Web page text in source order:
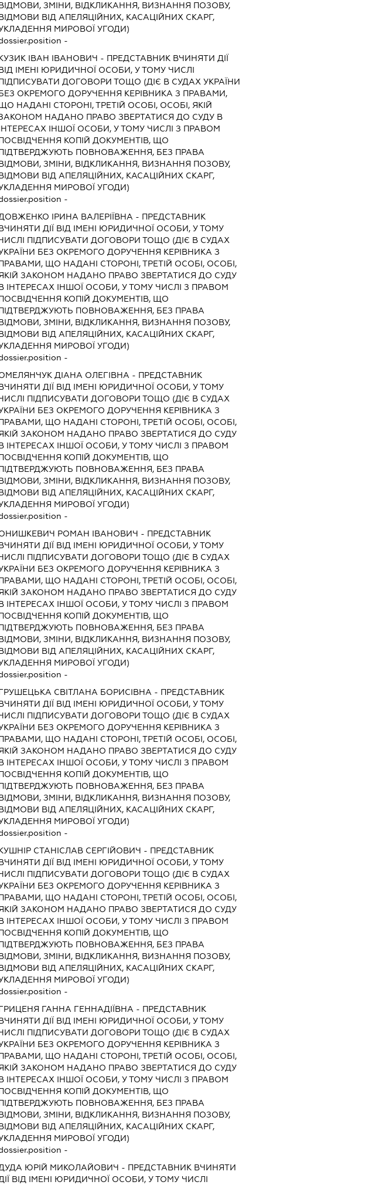
ЗМІНИ, ВІДКЛИКАННЯ, ВИЗНАННЯ ПОЗОВУ,
ВІД АПЕЛЯЦІЙНИХ, КАСАЦІЙНИХ СКАРГ,
МИРОВОЇ УГОДИ)
-
ІВАН ІВАНОВИЧ - ПРЕДСТАВНИК ВЧИНЯТИ ДІЇ
ІМЕНІ ЮРИДИЧНОЇ ОСОБИ, У ТОМУ ЧИСЛІ
ДОГОВОРИ ТОЩО (ДІЄ В СУДАХ УКРАЇНИ
ОКРЕМОГО ДОРУЧЕННЯ КЕРІВНИКА З ПРАВАМИ,
НАДАНІ СТОРОНІ, ТРЕТІЙ ОСОБІ, ОСОБІ, ЯКІЙ
НАДАНО ПРАВО ЗВЕРТАТИСЯ ДО СУДУ В
ІНШОЇ ОСОБИ, У ТОМУ ЧИСЛІ З ПРАВОМ
КОПІЙ ДОКУМЕНТІВ, ЩО
ПОВНОВАЖЕННЯ, БЕЗ ПРАВА
ЗМІНИ, ВІДКЛИКАННЯ, ВИЗНАННЯ ПОЗОВУ,
ВІД АПЕЛЯЦІЙНИХ, КАСАЦІЙНИХ СКАРГ,
МИРОВОЇ УГОДИ)
-
ІРИНА ВАЛЕРІЇВНА - ПРЕДСТАВНИК
ДІЇ ВІД ІМЕНІ ЮРИДИЧНОЇ ОСОБИ, У ТОМУ
ПІДПИСУВАТИ ДОГОВОРИ ТОЩО (ДІЄ В СУДАХ
БЕЗ ОКРЕМОГО ДОРУЧЕННЯ КЕРІВНИКА З
ЩО НАДАНІ СТОРОНІ, ТРЕТІЙ ОСОБІ, ОСОБІ,
ЗАКОНОМ НАДАНО ПРАВО ЗВЕРТАТИСЯ ДО СУДУ
ІНТЕРЕСАХ ІНШОЇ ОСОБИ, У ТОМУ ЧИСЛІ З ПРАВОМ
КОПІЙ ДОКУМЕНТІВ, ЩО
ПОВНОВАЖЕННЯ, БЕЗ ПРАВА
ЗМІНИ, ВІДКЛИКАННЯ, ВИЗНАННЯ ПОЗОВУ,
ВІД АПЕЛЯЦІЙНИХ, КАСАЦІЙНИХ СКАРГ,
МИРОВОЇ УГОДИ)
-
ДІАНА ОЛЕГІВНА - ПРЕДСТАВНИК
ДІЇ ВІД ІМЕНІ ЮРИДИЧНОЇ ОСОБИ, У ТОМУ
ПІДПИСУВАТИ ДОГОВОРИ ТОЩО (ДІЄ В СУДАХ
БЕЗ ОКРЕМОГО ДОРУЧЕННЯ КЕРІВНИКА З
ЩО НАДАНІ СТОРОНІ, ТРЕТІЙ ОСОБІ, ОСОБІ,
ЗАКОНОМ НАДАНО ПРАВО ЗВЕРТАТИСЯ ДО СУДУ
ІНТЕРЕСАХ ІНШОЇ ОСОБИ, У ТОМУ ЧИСЛІ З ПРАВОМ
КОПІЙ ДОКУМЕНТІВ, ЩО
ПОВНОВАЖЕННЯ, БЕЗ ПРАВА
ЗМІНИ, ВІДКЛИКАННЯ, ВИЗНАННЯ ПОЗОВУ,
ВІД АПЕЛЯЦІЙНИХ, КАСАЦІЙНИХ СКАРГ,
МИРОВОЇ УГОДИ)
-
РОМАН ІВАНОВИЧ - ПРЕДСТАВНИК
ДІЇ ВІД ІМЕНІ ЮРИДИЧНОЇ ОСОБИ, У ТОМУ
ПІДПИСУВАТИ ДОГОВОРИ ТОЩО (ДІЄ В СУДАХ
БЕЗ ОКРЕМОГО ДОРУЧЕННЯ КЕРІВНИКА З
ЩО НАДАНІ СТОРОНІ, ТРЕТІЙ ОСОБІ, ОСОБІ,
ЗАКОНОМ НАДАНО ПРАВО ЗВЕРТАТИСЯ ДО СУДУ
ІНТЕРЕСАХ ІНШОЇ ОСОБИ, У ТОМУ ЧИСЛІ З ПРАВОМ
КОПІЙ ДОКУМЕНТІВ, ЩО
ПОВНОВАЖЕННЯ, БЕЗ ПРАВА
ЗМІНИ, ВІДКЛИКАННЯ, ВИЗНАННЯ ПОЗОВУ,
ВІД АПЕЛЯЦІЙНИХ, КАСАЦІЙНИХ СКАРГ,
МИРОВОЇ УГОДИ)
-
СВІТЛАНА БОРИСІВНА - ПРЕДСТАВНИК
ДІЇ ВІД ІМЕНІ ЮРИДИЧНОЇ ОСОБИ, У ТОМУ
ПІДПИСУВАТИ ДОГОВОРИ ТОЩО (ДІЄ В СУДАХ
БЕЗ ОКРЕМОГО ДОРУЧЕННЯ КЕРІВНИКА З
ЩО НАДАНІ СТОРОНІ, ТРЕТІЙ ОСОБІ, ОСОБІ,
ЗАКОНОМ НАДАНО ПРАВО ЗВЕРТАТИСЯ ДО СУДУ
ІНТЕРЕСАХ ІНШОЇ ОСОБИ, У ТОМУ ЧИСЛІ З ПРАВОМ
КОПІЙ ДОКУМЕНТІВ, ЩО
ПОВНОВАЖЕННЯ, БЕЗ ПРАВА
ЗМІНИ, ВІДКЛИКАННЯ, ВИЗНАННЯ ПОЗОВУ,
ВІД АПЕЛЯЦІЙНИХ, КАСАЦІЙНИХ СКАРГ,
МИРОВОЇ УГОДИ)
-
СТАНІСЛАВ СЕРГІЙОВИЧ - ПРЕДСТАВНИК
ДІЇ ВІД ІМЕНІ ЮРИДИЧНОЇ ОСОБИ, У ТОМУ
ПІДПИСУВАТИ ДОГОВОРИ ТОЩО (ДІЄ В СУДАХ
БЕЗ ОКРЕМОГО ДОРУЧЕННЯ КЕРІВНИКА З
ЩО НАДАНІ СТОРОНІ, ТРЕТІЙ ОСОБІ, ОСОБІ,
ЗАКОНОМ НАДАНО ПРАВО ЗВЕРТАТИСЯ ДО СУДУ
ІНТЕРЕСАХ ІНШОЇ ОСОБИ, У ТОМУ ЧИСЛІ З ПРАВОМ
КОПІЙ ДОКУМЕНТІВ, ЩО
ПОВНОВАЖЕННЯ, БЕЗ ПРАВА
ЗМІНИ, ВІДКЛИКАННЯ, ВИЗНАННЯ ПОЗОВУ,
ВІД АПЕЛЯЦІЙНИХ, КАСАЦІЙНИХ СКАРГ,
МИРОВОЇ УГОДИ)
-
ГАННА ГЕННАДІЇВНА - ПРЕДСТАВНИК
ДІЇ ВІД ІМЕНІ ЮРИДИЧНОЇ ОСОБИ, У ТОМУ
ПІДПИСУВАТИ ДОГОВОРИ ТОЩО (ДІЄ В СУДАХ
БЕЗ ОКРЕМОГО ДОРУЧЕННЯ КЕРІВНИКА З
ЩО НАДАНІ СТОРОНІ, ТРЕТІЙ ОСОБІ, ОСОБІ,
ЗАКОНОМ НАДАНО ПРАВО ЗВЕРТАТИСЯ ДО СУДУ
ІНТЕРЕСАХ ІНШОЇ ОСОБИ, У ТОМУ ЧИСЛІ З ПРАВОМ
КОПІЙ ДОКУМЕНТІВ, ЩО
ПОВНОВАЖЕННЯ, БЕЗ ПРАВА
ЗМІНИ, ВІДКЛИКАННЯ, ВИЗНАННЯ ПОЗОВУ,
ВІД АПЕЛЯЦІЙНИХ, КАСАЦІЙНИХ СКАРГ,
МИРОВОЇ УГОДИ)
-
ЮРІЙ МИКОЛАЙОВИЧ - ПРЕДСТАВНИК ВЧИНЯТИ
ВІД ІМЕНІ ЮРИДИЧНОЇ ОСОБИ, У ТОМУ ЧИСЛІ